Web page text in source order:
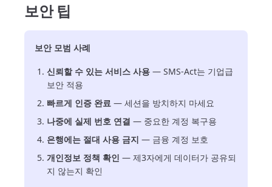
보안 팁
보안 모범 사례
신뢰할 수 있는 서비스 사용 — SMS-Act는 기업급
보안 적용
빠르게 인증 완료 — 세션을 방치하지 마세요
나중에 실제 번호 연결 — 중요한 계정 복구용
은행에는 절대 사용 금지 — 금융 계정 보호
개인정보 정책 확인 — 제3자에게 데이터가 공유되
지 않는지 확인